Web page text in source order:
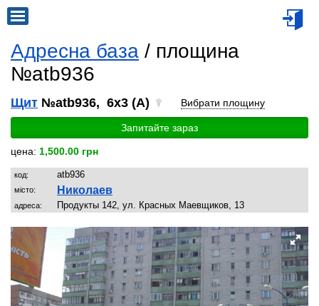
Адресна база / площина
№atb936
Щит №atb936, 6x3 (A) Вибрати площину
Запитайте зараз
цена: 1,500.00 грн
код: atb936
місто: Николаев
адреса: Продукты 142, ул. Красных Маевщиков, 13